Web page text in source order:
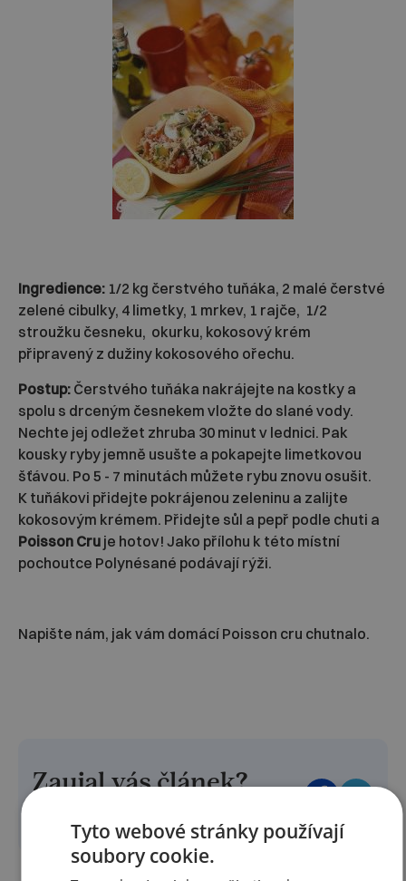
Ingredience: 1/2 kg čerstvého tuňáka, 2 malé čerstvé
zelené cibulky, 4 limetky, 1 mrkev, 1 rajče, 1/2
stroužku česneku, okurku, kokosový krém
připravený z dužiny kokosového ořechu.
Postup: Čerstvého tuňáka nakrájejte na kostky a
spolu s drceným česnekem vložte do slané vody.
Nechte jej odležet zhruba 30 minut v lednici. Pak
kousky ryby jemně usušte a pokapejte limetkovou
šťávou. Po 5 - 7 minutách můžete rybu znovu osušit.
K tuňákovi přidejte pokrájenou zeleninu a zalijte
kokosovým krémem. Přidejte sůl a pepř podle chuti a
Poisson Cru je hotov! Jako přílohu k této místní
pochoutce Polynésané podávají rýži.
Napište nám, jak vám domácí Poisson cru chutnalo.
Zaujal vás článek?
Tyto webové stránky používají
soubory cookie.